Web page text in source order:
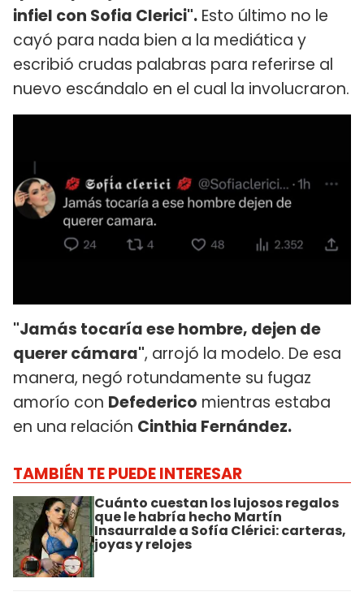
infiel con Sofia Clerici". Esto último no le
cayó para nada bien a la mediática y
escribió crudas palabras para referirse al
nuevo escándalo en el cual la involucraron.
"Jamás tocaría ese hombre, dejen de
querer cámara", arrojó la modelo. De esa
manera, negó rotundamente su fugaz
amorío con Defederico mientras estaba
en una relación Cinthia Fernández.
TAMBIÉN TE PUEDE INTERESAR
Cuánto cuestan los lujosos regalos
que le habría hecho Martín
Insaurralde a Sofía Clérici: carteras,
joyas y relojes